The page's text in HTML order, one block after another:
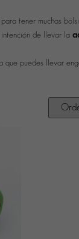
tener muchas
intención de llevar la
que puedes llevar